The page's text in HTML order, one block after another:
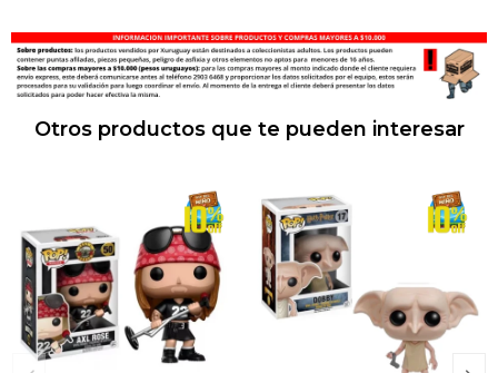
Otros productos que te pueden interesar